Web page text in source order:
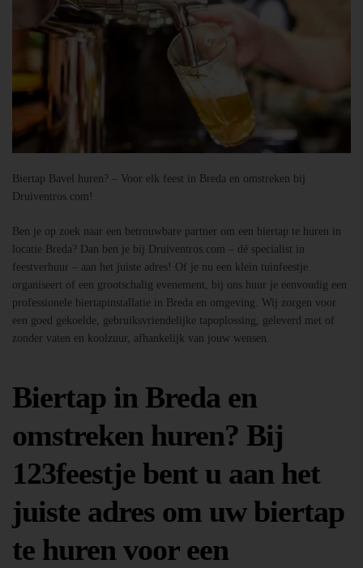
Biertap Bavel huren? – Voor elk feest in Breda en omstreken bij
Druiventros.com!
Ben je op zoek naar een betrouwbare partner om een biertap te huren in
locatie Breda? Dan ben je bij Druiventros.com – dé specialist in
feestverhuur – aan het juiste adres! Of je nu een klein tuinfeestje
organiseert of een grootschalig evenement, bij ons huur je eenvoudig een
professionele biertapinstallatie in Breda en omgeving. Wij zorgen voor
een goed gekoelde, gebruiksvriendelijke tapoplossing, geleverd met of
zonder vaten en koolzuur, afhankelijk van jouw wensen.
Biertap in Breda en
omstreken huren? Bij
123feestje bent u aan het
juiste adres om uw biertap
te huren voor een